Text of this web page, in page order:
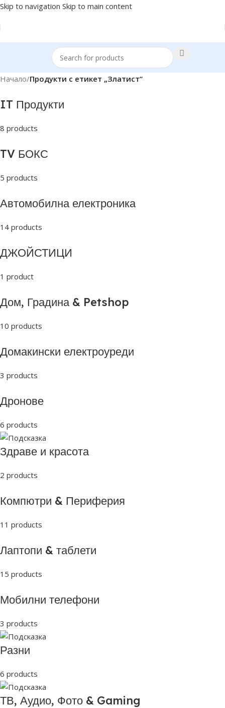
Skip to navigation Skip to main content
Начало/Продукти с етикет „Златист“
IT Продукти
8 products
TV БОКС
5 products
Автомобилна електроника
14 products
ДЖОЙСТИЦИ
1 product
Дом, Градина & Petshop
10 products
Домакински електроуреди
3 products
Дронове
6 products
Здраве и красота
2 products
Компютри & Периферия
11 products
Лаптопи & таблети
15 products
Мобилни телефони
3 products
Разни
6 products
ТВ, Аудио, Фото & Gaming